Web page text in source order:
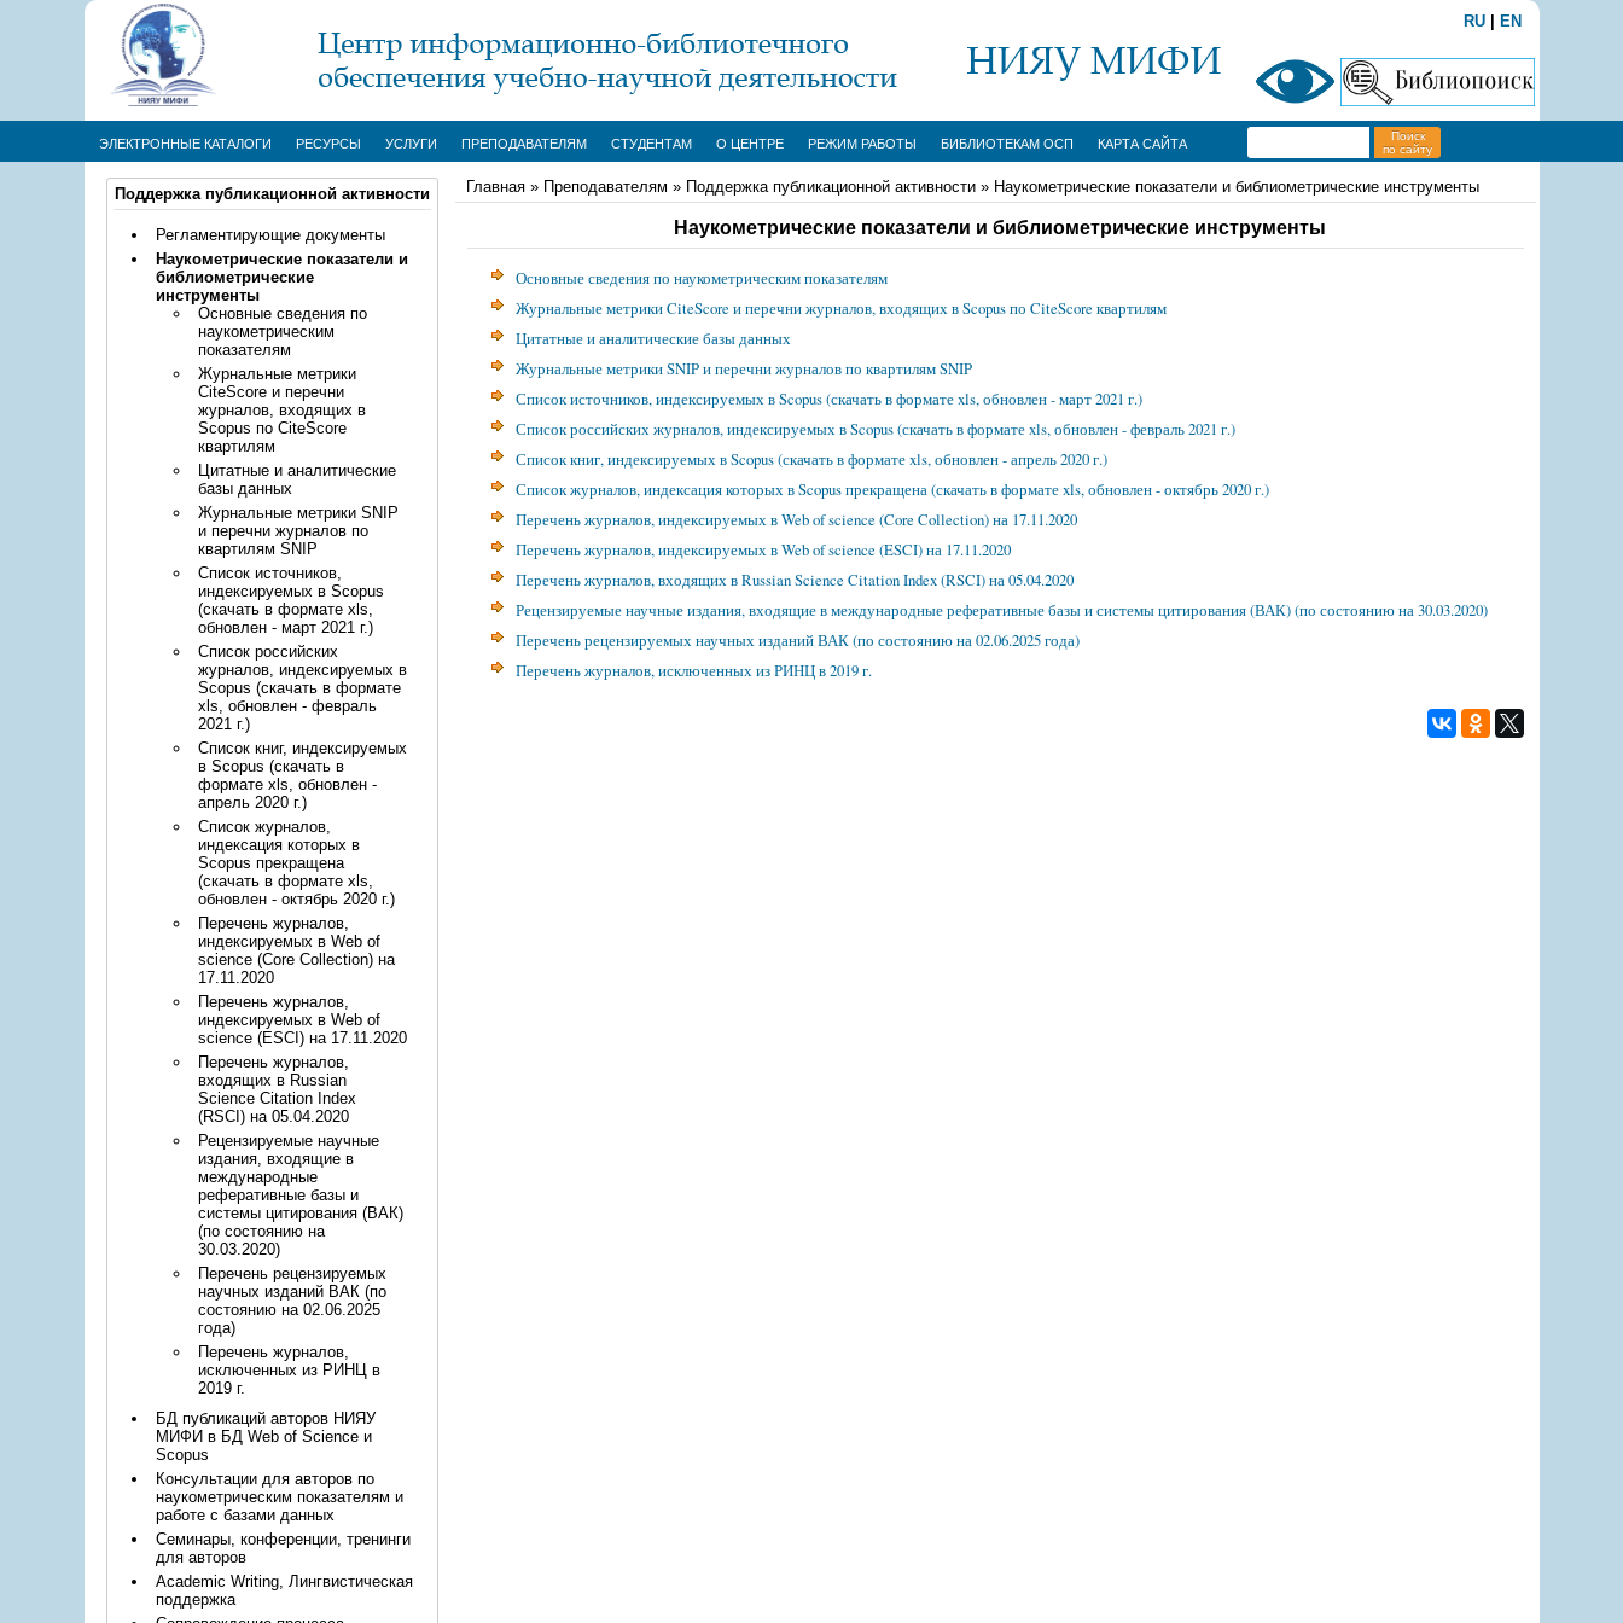
RU| EN
ЭЛЕКТРОННЫЕ КАТАЛОГИ РЕСУРСЫ УСЛУГИ ПРЕПОДАВАТЕЛЯМ СТУДЕНТАМ О ЦЕНТРЕ РЕЖИМ РАБОТЫ БИБЛИОТЕКАМ ОСП КАРТА САЙТА
Поиск
по сайту
Поддержка публикационной активности
Регламентирующие документы
Наукометрические показатели и
библиометрические
инструменты
Основные сведения по
наукометрическим
показателям
Журнальные метрики
CiteScore и перечни
журналов, входящих в
Scopus по CiteScore
квартилям
Цитатные и аналитические
базы данных
Журнальные метрики SNIP
и перечни журналов по
квартилям SNIP
Список источников,
индексируемых в Scopus
(скачать в формате xls,
обновлен - март 2021 г.)
Список российских
журналов, индексируемых в
Scopus (скачать в формате
xls, обновлен - февраль
2021 г.)
Список книг, индексируемых
в Scopus (скачать в
формате xls, обновлен -
апрель 2020 г.)
Список журналов,
индексация которых в
Scopus прекращена
(скачать в формате xls,
обновлен - октябрь 2020 г.)
Перечень журналов,
индексируемых в Web of
science (Core Collection) на
17.11.2020
Перечень журналов,
индексируемых в Web of
science (ESCI) на 17.11.2020
Перечень журналов,
входящих в Russian
Science Citation Index
(RSCI) на 05.04.2020
Рецензируемые научные
издания, входящие в
международные
реферативные базы и
системы цитирования (ВАК)
(по состоянию на
30.03.2020)
Перечень рецензируемых
научных изданий ВАК (по
состоянию на 02.06.2025
года)
Перечень журналов,
исключенных из РИНЦ в
2019 г.
БД публикаций авторов НИЯУ
МИФИ в БД Web of Science и
Scopus
Консультации для авторов по
наукометрическим показателям и
работе с базами данных
Семинары, конференции, тренинги
для авторов
Academic Writing, Лингвистическая
поддержка
Главная» Преподавателям » Поддержка публикационной активности» Наукометрические показатели и библиометрические инструменты
Наукометрические показатели и библиометрические инструменты
Основные сведения по наукометрическим показателям
Журнальные метрики CiteScore и перечни журналов, входящих в Scopus по CiteScore квартилям
Цитатные и аналитические базы данных
Журнальные метрики SNIP и перечни журналов по квартилям SNIP
Список источников, индексируемых в Scopus (скачать в формате xls, обновлен - март 2021 г.)
Список российских журналов, индексируемых в Scopus (скачать в формате xls, обновлен - февраль 2021 г.)
Список книг, индексируемых в Scopus (скачать в формате xls, обновлен - апрель 2020 г.)
Список журналов, индексация которых в Scopus прекращена (скачать в формате xls, обновлен - октябрь 2020 г.)
Перечень журналов, индексируемых в Web of science (Core Collection) на 17.11.2020
Перечень журналов, индексируемых в Web of science (ESCI) на 17.11.2020
Перечень журналов, входящих в Russian Science Citation Index (RSCI) на 05.04.2020
Рецензируемые научные издания, входящие в международные реферативные базы и системы цитирования (ВАК) (по состоянию на 30.03.2020)
Перечень рецензируемых научных изданий ВАК (по состоянию на 02.06.2025 года)
Перечень журналов, исключенных из РИНЦ в 2019 г.